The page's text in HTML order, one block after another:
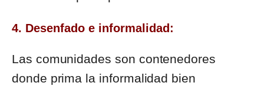
4. Desenfado e informalidad:
Las comunidades son contenedores
donde prima la informalidad bien